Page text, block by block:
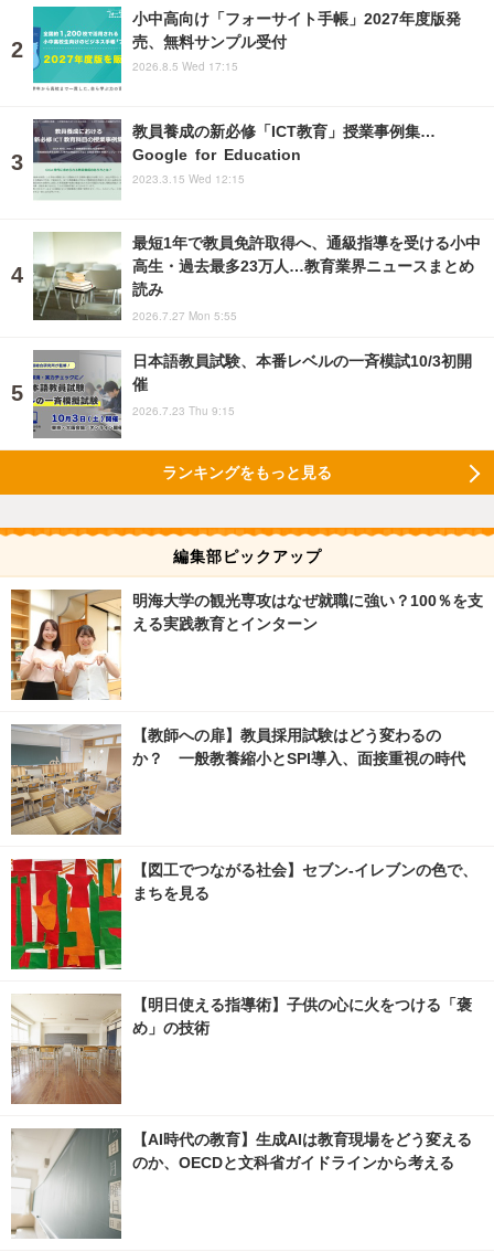
小中高向け「フォーサイト手帳」2027年度版発
売、無料サンプル受付
2026.8.5 Wed 17:15
教員養成の新必修「ICT教育」授業事例集…
Google for Education
2023.3.15 Wed 12:15
最短1年で教員免許取得へ、通級指導を受ける小中
高生・過去最多23万人…教育業界ニュースまとめ
読み
2026.7.27 Mon 5:55
日本語教員試験、本番レベルの一斉模試10/3初開
催
2026.7.23 Thu 9:15
ランキングをもっと見る
編集部ピックアップ
明海大学の観光専攻はなぜ就職に強い？100％を支
える実践教育とインターン
【教師への扉】教員採用試験はどう変わるの
か？ 一般教養縮小とSPI導入、面接重視の時代
【図工でつながる社会】セブン‐イレブンの色で、
まちを見る
【明日使える指導術】子供の心に火をつける「褒
め」の技術
【AI時代の教育】生成AIは教育現場をどう変える
のか、OECDと文科省ガイドラインから考える